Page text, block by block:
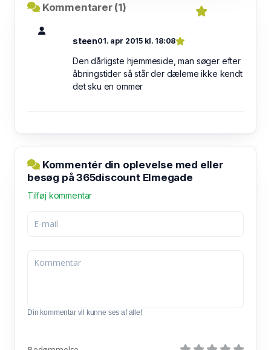
Kommentarer (1)
steen01. apr 2015 kl. 18:08
Den dårligste hjemmeside, man søger efter
åbningstider så står der dæleme ikke kendt
det sku en ommer
Kommentér din oplevelse med eller
besøg på 365discount Elmegade
Tilføj kommentar
Din kommentar vil kunne ses af alle!